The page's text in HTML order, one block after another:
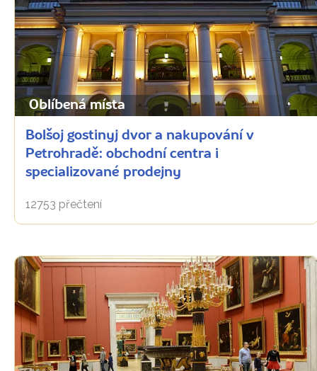
Oblíbená místa
Bolšoj gostinyj dvor a nakupování v
Petrohradě: obchodní centra i
specializované prodejny
12753 přečtení